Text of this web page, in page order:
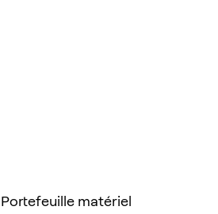
Portefeuille matériel